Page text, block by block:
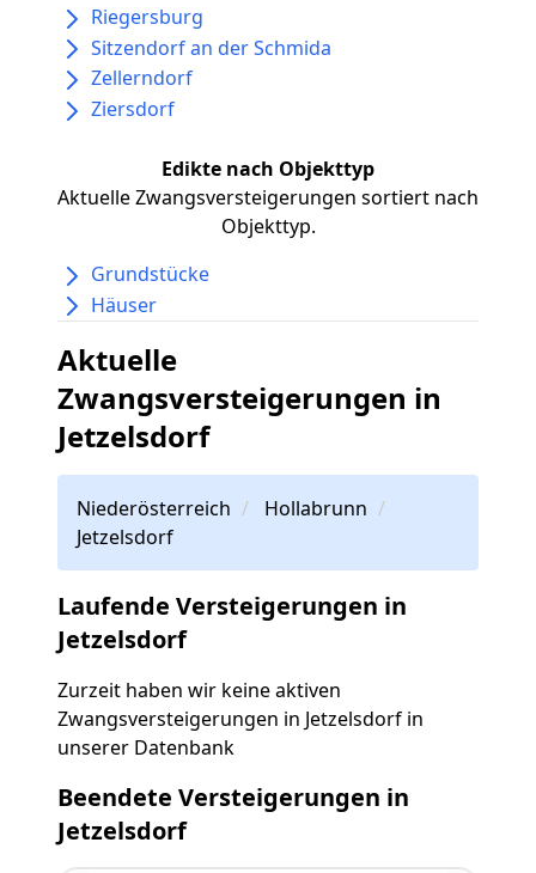
Riegersburg
Sitzendorf an der Schmida
Zellerndorf
Ziersdorf
Edikte nach Objekttyp
Aktuelle Zwangsversteigerungen sortiert nach
Objekttyp.
Grundstücke
Häuser
Aktuelle
Zwangsversteigerungen in
Jetzelsdorf
Niederösterreich
Hollabrunn
Jetzelsdorf
Laufende Versteigerungen in
Jetzelsdorf
Zurzeit haben wir keine aktiven
Zwangsversteigerungen in Jetzelsdorf in
unserer Datenbank
Beendete Versteigerungen in
Jetzelsdorf